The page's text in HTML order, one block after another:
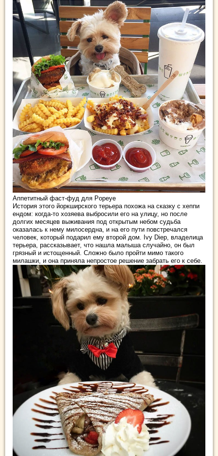
Аппетитный фаст-фуд для Popeye
История этого йоркширского терьера похожа на сказку с хеппи
ендом: когда-то хозяева выбросили его на улицу, но после
долгих месяцев выживания под открытым небом судьба
оказалась к нему милосердна, и на его пути повстречался
человек, который подарил ему второй дом. Ivy Diep, владелица
терьера, рассказывает, что нашла малыша случайно, он был
грязный и истощенный. Сложно было пройти мимо такого
милашки, и она приняла непростое решение забрать его к себе.